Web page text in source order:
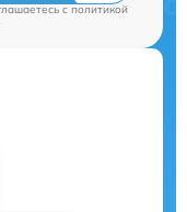
cполитикой